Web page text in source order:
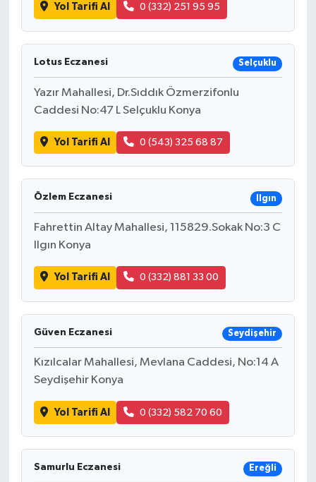
Yol Tarifi Al 0 (332) 251 95 95
Lotus Eczanesi Selçuklu
Yazır Mahallesi, Dr.Sıddık Özmerzifonlu
Caddesi No:47 L Selçuklu Konya
Yol Tarifi Al 0 (543) 325 68 87
Özlem Eczanesi Ilgın
Fahrettin Altay Mahallesi, 115829.Sokak No:3 C
Ilgın Konya
Yol Tarifi Al 0 (332) 881 33 00
Güven Eczanesi Seydişehir
Kızılcalar Mahallesi, Mevlana Caddesi, No:14 A
Seydişehir Konya
Yol Tarifi Al 0 (332) 582 70 60
Samurlu Eczanesi Ereğli